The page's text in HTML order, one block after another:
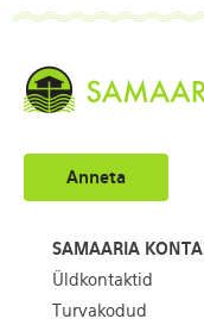
Anneta
SAMAARIA
Üldkontaktid
Turvakodud